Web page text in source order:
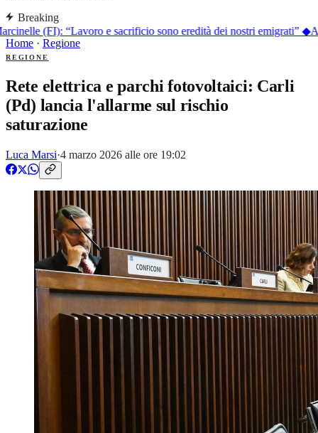
Breaking
(FI): “Lavoro e sacrificio sono eredità dei nostri emigrati”◆
Home · Regione
REGIONE
Rete elettrica e parchi fotovoltaici: Carli
(Pd) lancia l'allarme sul rischio
saturazione
Luca Marsi·4 marzo 2026 alle ore 19:02